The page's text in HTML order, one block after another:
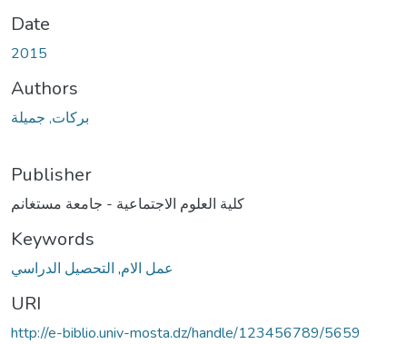
Date
2015
Authors
بركات, جميلة
Publisher
كلية العلوم الاجتماعية - جامعة مستغانم
Keywords
عمل الام, التحصيل الدراسي
URI
http://e-biblio.univ-mosta.dz/handle/123456789/5659